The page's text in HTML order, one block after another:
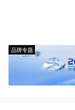
品牌专题